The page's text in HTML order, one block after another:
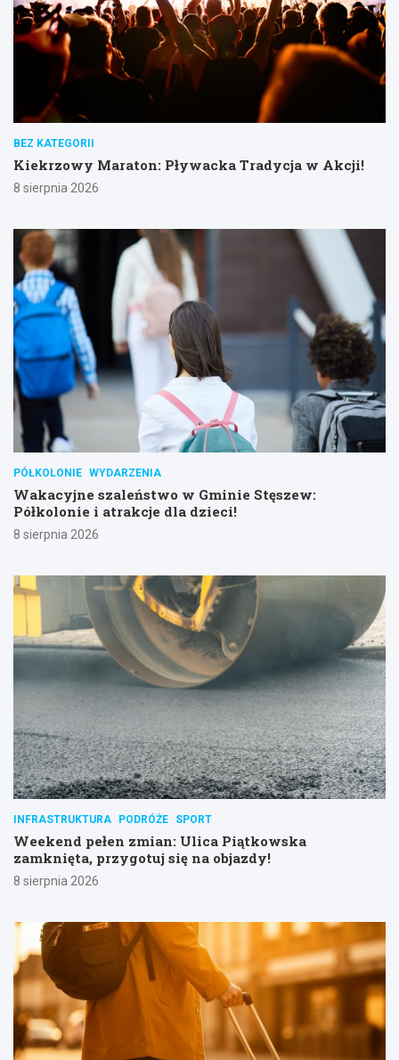
BEZ KATEGORII
Kiekrzowy Maraton: Pływacka Tradycja w Akcji!
8 sierpnia 2026
PÓŁKOLONIE WYDARZENIA
Wakacyjne szaleństwo w Gminie Stęszew:
Półkolonie i atrakcje dla dzieci!
8 sierpnia 2026
INFRASTRUKTURA PODRÓŻE SPORT
Weekend pełen zmian: Ulica Piątkowska
zamknięta, przygotuj się na objazdy!
8 sierpnia 2026